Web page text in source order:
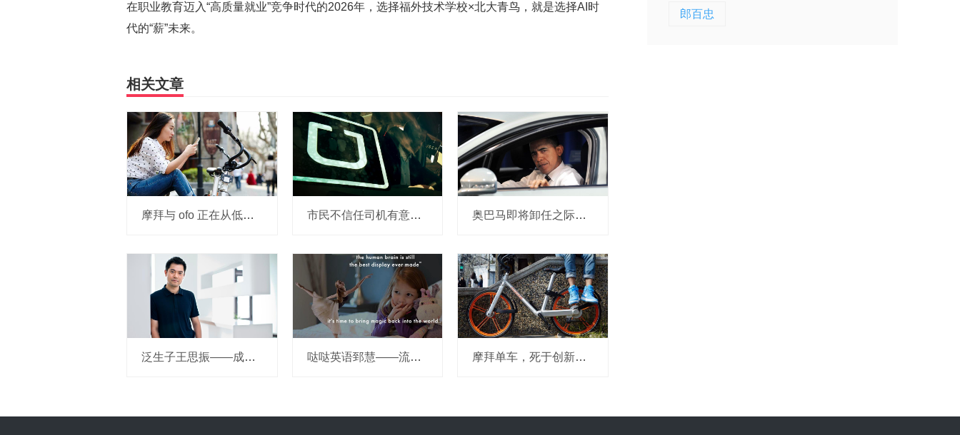
在职业教育迈入“高质量就业”竞争时代的2026年，选择福外技术学校×北大青鸟，就是选择AI时
代的“薪”未来。
相关文章
摩拜与 ofo 正在从低端出发颠覆滴滴？三家的机会与风险 市民不信任司机有意见，Uber的匹兹堡自动驾驶路试难度不小，路况也来捣乱 奥巴马即将卸任之际，要让无人驾驶汽车合法化？
泛生子王思振——成立两年，融资数亿，基因检测如何帮助人类战胜癌症？ 哒哒英语郅慧——流量这杯毒酒，你还喝吗？ 摩拜单车，死于创新的一百万种方式
郎百忠